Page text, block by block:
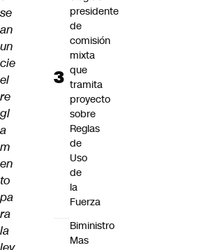
se
an
un
cie
el
re
gl
a
m
en
to
pa
ra
la
presidente
de
comisión
mixta
que
tramita
proyecto
sobre
Reglas
de
Uso
de
la
Fuerza
Biministro
Mas